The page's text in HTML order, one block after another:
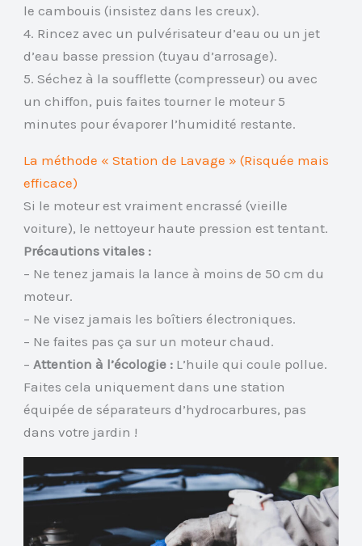
le cambouis (insistez dans les creux).
4. Rincez avec un pulvérisateur d’eau ou un jet
d’eau basse pression (tuyau d’arrosage).
5. Séchez à la soufflette (compresseur) ou avec
un chiffon, puis faites tourner le moteur 5
minutes pour évaporer l’humidité restante.
La méthode « Station de Lavage » (Risquée mais
efficace)
Si le moteur est vraiment encrassé (vieille
voiture), le nettoyeur haute pression est tentant.
Précautions vitales :
– Ne tenez jamais la lance à moins de 50 cm du
moteur.
– Ne visez jamais les boîtiers électroniques.
– Ne faites pas ça sur un moteur chaud.
–Attention à l’écologie : L’huile qui coule pollue.
Faites cela uniquement dans une station
équipée de séparateurs d’hydrocarbures, pas
dans votre jardin !